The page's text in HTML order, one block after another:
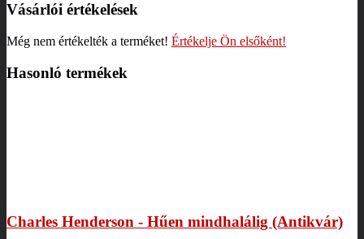
Vásárlói értékelések
Még nem értékelték a terméket! Értékelje Ön elsőként!
Hasonló termékek
Charles Henderson - Hűen mindhalálig (Antikvár)